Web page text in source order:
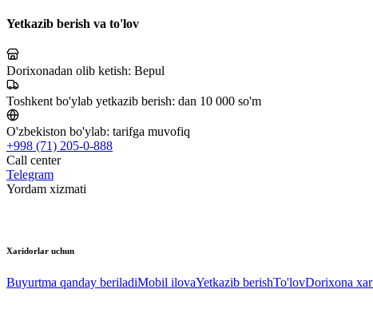
Yetkazib berish va to'lov
Dorixonadan olib ketish: Bepul
Toshkent bo'ylab yetkazib berish: dan 10 000 so'm
O'zbekiston bo'ylab: tarifga muvofiq
+998 (71) 205-0-888
Call center
Telegram
Yordam xizmati
Xaridorlar uchun
Buyurtma qanday beriladiMobil ilovaYetkazib berishTo'lovDorixona